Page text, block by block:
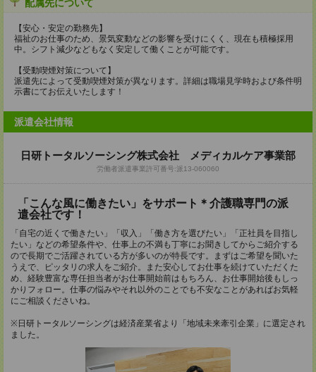
配属先について
【安心・安定の勤務先】
福祉のお仕事のため、景気変動などの影響を受けにくく、現在も積極採用
中。シフト減少などもなく安定して働くことが可能です。
【受動喫煙対策について】
派遣先によって受動喫煙対策が異なります。詳細は職場見学時および条件明
示書にてお伝えいたします！
派遣会社情報
日研トータルソーシング株式会社 メディカルケア事業部
労働者派遣事業許可番号:派13-060060
「こんな風に働きたい」をサポート＊介護職専門の派
遣会社です！
「自宅の近くで働きたい」「収入」「働き方を選びたい」「正社員を目指し
たい」などの希望条件や、仕事上の不満も丁寧にお聞きしてからご紹介する
ので長期でご活躍されている方が多いのが特長です。まずはご希望を聞いた
うえで、ピッタリの求人をご紹介。また安心してお仕事を続けていただくた
め、経験豊富な専任担当者がお仕事開始前はもちろん、お仕事開始後もしっ
かりフォロー。仕事の悩みやそれ以外のことでも不安なことがあればお気軽
にご相談くださいね。
※日研トータルソーシングは経済産業省より「地域未来牽引企業」に選定され
ました。